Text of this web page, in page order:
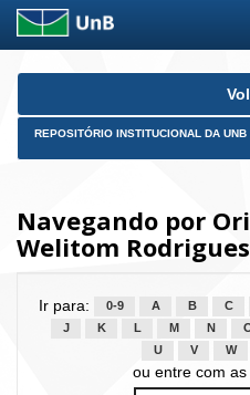
Skip
REPOSITÓRIO INSTITUCIONAL DA UNB
Navegando por
Welitom Rodrigues
Ir para: 0-9 A B C
J
K L M N
U
V W
ou entre com